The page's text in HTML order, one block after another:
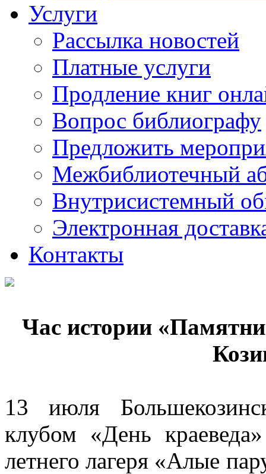
Услуги
Рассылка новостей
Платные услуги
Продление книг
Вопрос библиографу
Предложить
Межбиблиотечный
Внутрисистемный
Электронная
Контакты
Час истории
13 июля
клубом «День
летнего лагеря «Алые